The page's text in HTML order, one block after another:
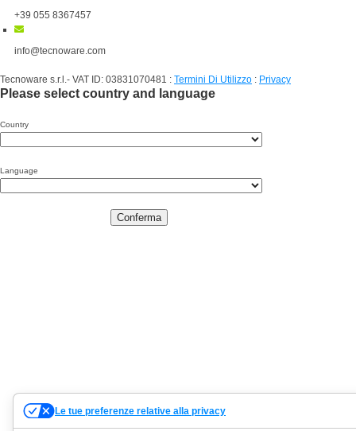
+39 055 8367457
info@tecnoware.com
Tecnoware s.r.l.- VAT ID: 03831070481 : Termini Di Utilizzo : Privacy
Please select country and language
Country
Language
Conferma
Le tue preferenze relative alla privacy